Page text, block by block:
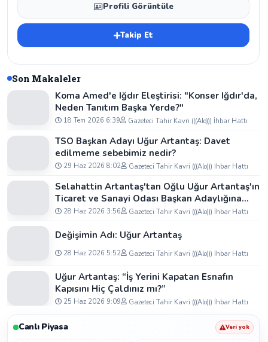
Profili Görüntüle
Takip Et
Son Makaleler
Koma Amed'e Iğdır Eleştirisi: "Konser Iğdır'da,
Neden Tanıtım Başka Yerde?"
18 Tem 2026 6:39 Gazeteci Tahir Kavri (((Alo))) İhbar Hattı
TSO Başkan Adayı Uğur Artantaş: Davet
edilmeme sebebimiz nedir?
29 Haz 2026 8:02 Gazeteci Tahir Kavri (((Alo))) İhbar Hattı
Selahattin Artantaş'tan Oğlu Uğur Artantaş'ın
Ticaret ve Sanayi Odası Başkan Adaylığına
Tam Destek: "Yolun ve Bahtın Açık Olsun
28 Haz 2026 3:56 Gazeteci Tahir Kavri (((Alo))) İhbar Hattı
Değişimin Adı: Uğur Artantaş
28 Haz 2026 5:52 Gazeteci Tahir Kavri (((Alo))) İhbar Hattı
Uğur Artantaş: “İş Yerini Kapatan Esnafın
Kapısını Hiç Çaldınız mı?”
25 Haz 2026 9:09 Gazeteci Tahir Kavri (((Alo))) İhbar Hattı
Canlı Piyasa Veri yok